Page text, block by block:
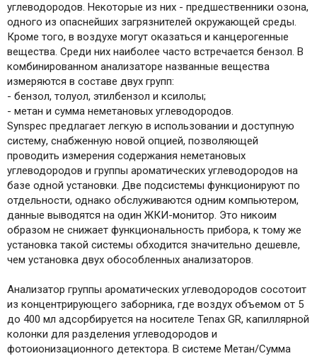
углеводородов. Некоторые из них - предшественники озона,
одного из опаснейших загрязнителей окружающей среды.
Кроме того, в воздухе могут оказаться и канцерогенные
вещества. Среди них наиболее часто встречается бензол. В
комбинированном анализаторе названные вещества
измеряются в составе двух групп:
- бензол, толуол, этилбензол и ксилолы;
- метан и сумма неметановых углеводородов.
Synspec предлагает легкую в использовании и доступную
систему, снабженную новой опцией, позволяющей
проводить измерения содержания неметановых
углеводородов и группы ароматических углеводородов на
базе одной установки. Две подсистемы функционируют по
отдельности, однако обслуживаются одним компьютером,
данные выводятся на один ЖКИ-монитор. Это никоим
образом не снижает функциональность прибора, к тому же
установка такой системы обходится значительно дешевле,
чем установка двух обособленных анализаторов.
Анализатор группы ароматических углеводородов сосотоит
из концентрирующего заборника, где воздух объемом от 5
до 400 мл адсорбируется на носителе Tenax GR, капиллярной
колонки для разделения углеводородов и
фотоионизационного детектора. В системе Метан/Сумма